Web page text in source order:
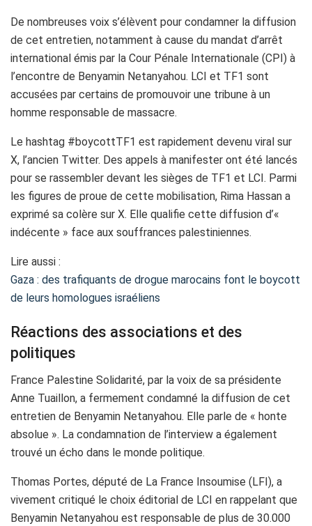
De nombreuses voix s’élèvent pour condamner la diffusion
de cet entretien, notamment à cause du mandat d’arrêt
international émis par la Cour Pénale Internationale (CPI) à
l’encontre de Benyamin Netanyahou. LCI et TF1 sont
accusées par certains de promouvoir une tribune à un
homme responsable de massacre.
Le hashtag #boycottTF1 est rapidement devenu viral sur
X, l’ancien Twitter. Des appels à manifester ont été lancés
pour se rassembler devant les sièges de TF1 et LCI. Parmi
les figures de proue de cette mobilisation, Rima Hassan a
exprimé sa colère sur X. Elle qualifie cette diffusion d’«
indécente » face aux souffrances palestiniennes.
Lire aussi :
Gaza : des trafiquants de drogue marocains font le boycott
de leurs homologues israéliens
Réactions des associations et des
politiques
France Palestine Solidarité, par la voix de sa présidente
Anne Tuaillon, a fermement condamné la diffusion de cet
entretien de Benyamin Netanyahou. Elle parle de « honte
absolue ». La condamnation de l’interview a également
trouvé un écho dans le monde politique.
Thomas Portes, député de La France Insoumise (LFI), a
vivement critiqué le choix éditorial de LCI en rappelant que
Benyamin Netanyahou est responsable de plus de 30.000